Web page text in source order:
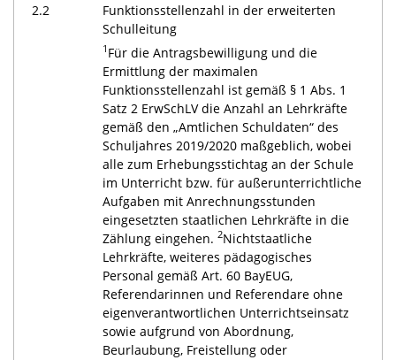
2.2
Funktionsstellenzahl in der erweiterten
Schulleitung
1 Für die Antragsbewilligung und die
Ermittlung der maximalen
Funktionsstellenzahl ist gemäß § 1 Abs. 1
Satz 2 ErwSchLV die Anzahl an Lehrkräfte
gemäß den „Amtlichen Schuldaten“ des
Schuljahres 2019/2020 maßgeblich, wobei
alle zum Erhebungsstichtag an der Schule
im Unterricht bzw. für außerunterrichtliche
Aufgaben mit Anrechnungsstunden
eingesetzten staatlichen Lehrkräfte in die
Zählung eingehen. 2Nichtstaatliche
Lehrkräfte, weiteres pädagogisches
Personal gemäß Art. 60 BayEUG,
Referendarinnen und Referendare ohne
eigenverantwortlichen Unterrichtseinsatz
sowie aufgrund von Abordnung,
Beurlaubung, Freistellung oder